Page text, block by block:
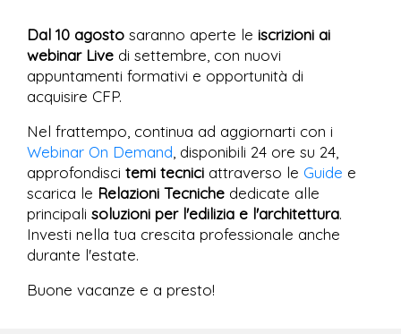
Dal 10 agosto saranno aperte le iscrizioni ai
webinar Live di settembre, con nuovi
appuntamenti formativi e opportunità di
acquisire CFP.
Nel frattempo, continua ad aggiornarti con i
Webinar On Demand , disponibili 24 ore su 24,
approfondisci temi tecnici attraverso le Guide e
scarica le Relazioni Tecniche dedicate alle
principali soluzioni per l'edilizia e l'architettura.
Investi nella tua crescita professionale anche
durante l'estate.
Buone vacanze e a presto!